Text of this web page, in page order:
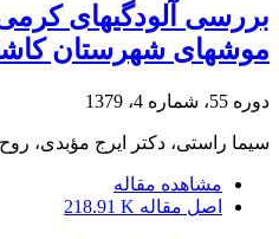
بررسی آلودگیهای
موشهای شهرستان
دوره 55، شماره 4، 1379
سیما راستی، دکتر ایرج مؤبدی،
مشاهده مقاله
اصل مقاله 218.91 K